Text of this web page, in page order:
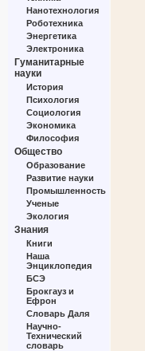
Нанотехнология
Роботехника
Энергетика
Электроника
Гуманитарные
науки
История
Психология
Социология
Экономика
Философия
Общество
Образование
Развитие науки
Промышленность
Ученые
Экология
Знания
Книги
Наша
Энциклопедия
БСЭ
Брокгауз и
Ефрон
Словарь Даля
Научно-
Технический
словарь